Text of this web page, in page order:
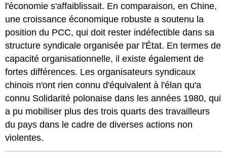
l'économie s'affaiblissait. En comparaison, en Chine,
une croissance économique robuste a soutenu la
position du PCC, qui doit rester indéfectible dans sa
structure syndicale organisée par l'État. En termes de
capacité organisationnelle, il existe également de
fortes différences. Les organisateurs syndicaux
chinois n'ont rien connu d'équivalent à l'élan qu'a
connu Solidarité polonaise dans les années 1980, qui
a pu mobiliser plus des trois quarts des travailleurs
du pays dans le cadre de diverses actions non
violentes.